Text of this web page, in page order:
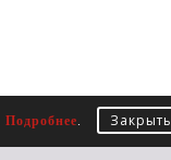
Подробнее. Закрыть